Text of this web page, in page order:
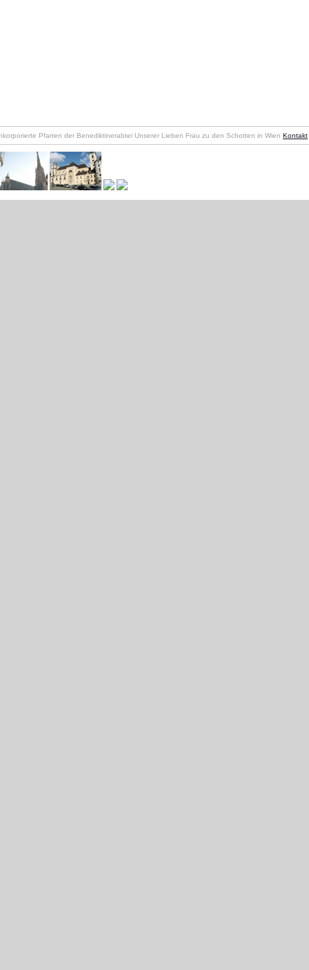
Pfarren der Benediktinerabtei Unserer Lieben Frau zu den Schotten in Wien Kontakt